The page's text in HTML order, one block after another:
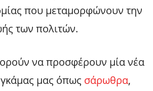
που μεταμορφώνουν την
των πολιτών.
να προσφέρουν μία νέα
μας όπως σάρωθρα,